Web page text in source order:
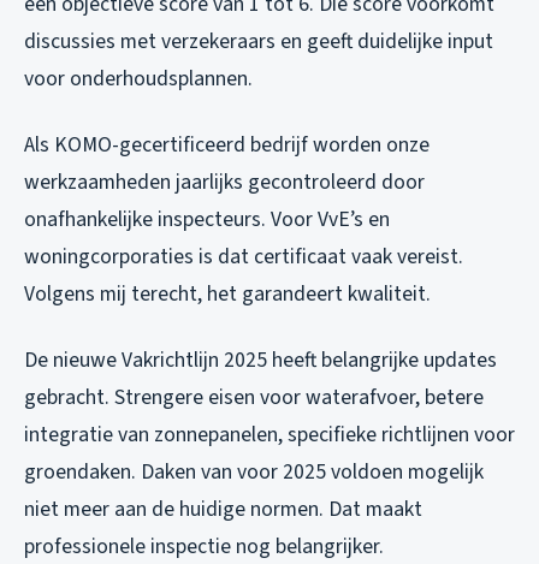
discussies met verzekeraars en geeft duidelijke input
voor onderhoudsplannen.
Als KOMO-gecertificeerd bedrijf worden onze
werkzaamheden jaarlijks gecontroleerd door
onafhankelijke inspecteurs. Voor VvE’s en
woningcorporaties is dat certificaat vaak vereist.
Volgens mij terecht, het garandeert kwaliteit.
De nieuwe Vakrichtlijn 2025 heeft belangrijke updates
gebracht. Strengere eisen voor waterafvoer, betere
integratie van zonnepanelen, specifieke richtlijnen voor
groendaken. Daken van voor 2025 voldoen mogelijk
niet meer aan de huidige normen. Dat maakt
professionele inspectie nog belangrijker.